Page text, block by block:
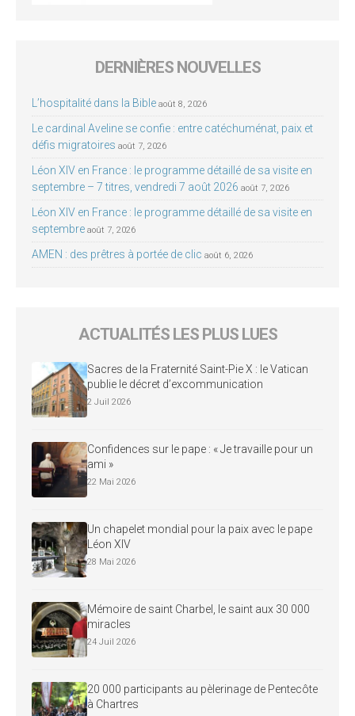
DERNIÈRES NOUVELLES
L’hospitalité dans la Bible août 8, 2026
Le cardinal Aveline se confie : entre catéchuménat, paix et
défis migratoires août 7, 2026
Léon XIV en France : le programme détaillé de sa visite en
septembre – 7 titres, vendredi 7 août 2026 août 7, 2026
Léon XIV en France : le programme détaillé de sa visite en
septembre août 7, 2026
AMEN : des prêtres à portée de clic août 6, 2026
ACTUALITÉS LES PLUS LUES
Sacres de la Fraternité Saint-Pie X : le Vatican
publie le décret d’excommunication
2 Juil 2026
Confidences sur le pape : « Je travaille pour un
ami »
22 Mai 2026
Un chapelet mondial pour la paix avec le pape
Léon XIV
28 Mai 2026
Mémoire de saint Charbel, le saint aux 30 000
miracles
24 Juil 2026
20 000 participants au pèlerinage de Pentecôte
à Chartres